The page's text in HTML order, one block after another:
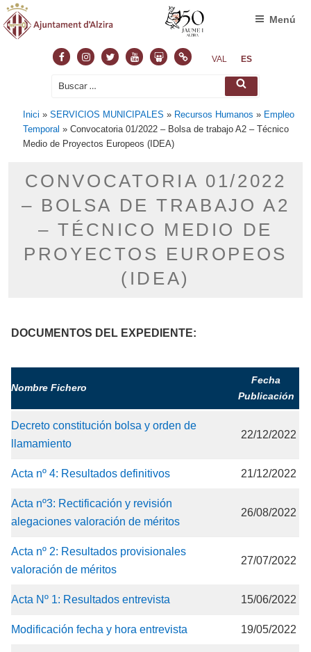
FacebookInstagram
TwitterYoutubeSlideshare
NormasVAL ES
Buscar
Buscar
Menú
Inici »SERVICIOS MUNICIPALES » Recursos Humanos » Empleo
Temporal »Convocatoria 01/2022 – Bolsa de trabajo A2 – Técnico
Medio de Proyectos Europeos (IDEA)
CONVOCATORIA 01/2022
– BOLSA DE TRABAJO A2
– TÉCNICO MEDIO DE
PROYECTOS EUROPEOS
(IDEA)
DOCUMENTOS DEL EXPEDIENTE:
Nombre Fichero
Fecha
Publicación
Decreto constitución bolsa y orden de
llamamiento
22/12/2022
Acta nº 4: Resultados definitivos 21/12/2022
Acta nº3: Rectificación y revisión
alegaciones valoración de méritos
26/08/2022
Acta nº 2: Resultados provisionales
valoración de méritos
27/07/2022
Acta Nº 1: Resultados entrevista 15/06/2022
Modificación fecha y hora entrevista 19/05/2022